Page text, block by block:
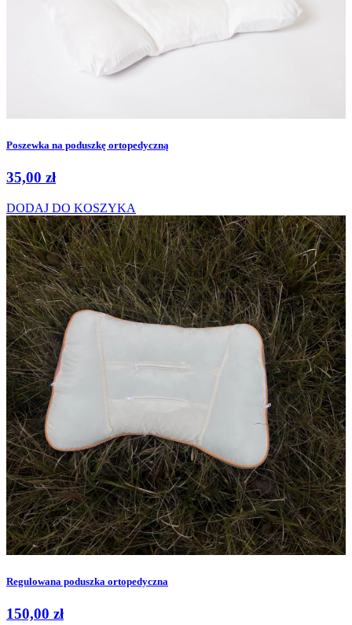
Poszewka na poduszkę ortopedyczną
35,00 zł
DODAJ DO KOSZYKA
Regulowana poduszka ortopedyczna
150,00 zł